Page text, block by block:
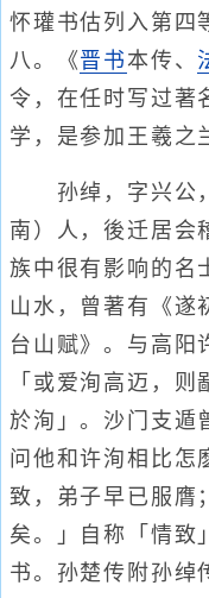
怀瓘书估列入第四
八。《晋书 本传、
令，在任时写过著
学，是参加王羲之
孙绰，字兴公，
南）人，後迁居会
族中很有影响的名
山水，曾著有《遂
台山赋》。与高阳
「或爱洵高迈，
於洵」。沙门支遁
问他和许洵相比怎
致，弟子早已服膺
矣。」自称「情致
书。孙楚传附孙绰